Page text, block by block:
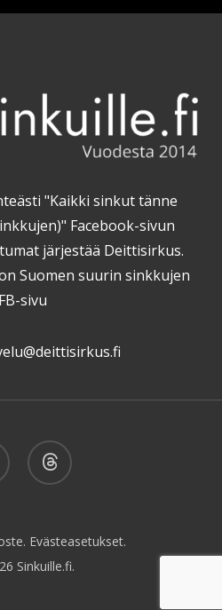
"Kaikki sinkut tänne
Facebook-sivun
järjestää Deittisirkus.
Suomen suurin sinkkujen
FB-sivu
threads
Evästeasetukset.
Sinkuille.fi.